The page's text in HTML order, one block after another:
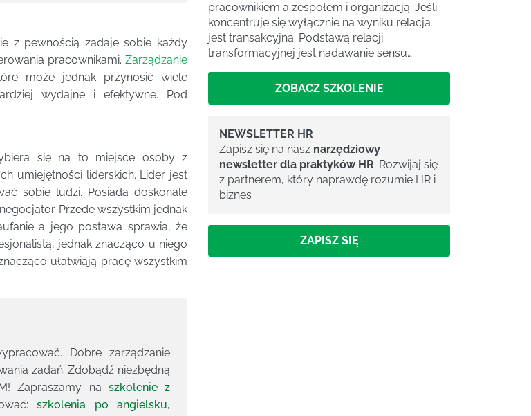
z pewnością zadaje sobie każdy
pracownikami. Zarządzanie
może jednak przynosić wiele
wydajne i efektywne. Pod
się na to miejsce osoby z
umiejętności liderskich. Lider jest
sobie ludzi. Posiada doskonale
Przede wszystkim jednak
a jego postawa sprawia, że
jednak znacząco u niego
ułatwiają pracę wszystkim
Dobre zarządzanie
zadań. Zdobądź niezbędną
Zapraszamy na szkolenie z
szkolenia po angielsku,
pracownikiem a zespołem i organizacją. Jeśli
koncentruje się wyłącznie na wyniku relacja
jest transakcyjna. Podstawą relacji
transformacyjnej jest nadawanie sensu…
ZOBACZ SZKOLENIE
NEWSLETTER HR
Zapisz się na nasz narzędziowy
newsletter dla praktyków HR. Rozwijaj się
z partnerem, który naprawdę rozumie HR i
biznes
ZAPISZ SIĘ